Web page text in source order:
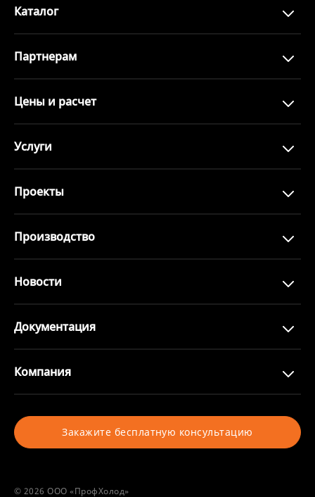
Каталог
Партнерам
Цены и расчет
Услуги
Проекты
Производство
Новости
Документация
Компания
Закажите бесплатную консультацию
© 2026 ООО «ПрофХолод»